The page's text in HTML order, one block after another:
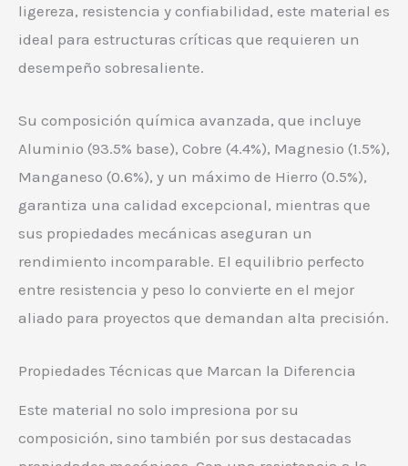
ligereza, resistencia y confiabilidad, este material es
ideal para estructuras críticas que requieren un
desempeño sobresaliente.
Su composición química avanzada, que incluye
Aluminio (93.5% base), Cobre (4.4%), Magnesio (1.5%),
Manganeso (0.6%), y un máximo de Hierro (0.5%),
garantiza una calidad excepcional, mientras que
sus propiedades mecánicas aseguran un
rendimiento incomparable. El equilibrio perfecto
entre resistencia y peso lo convierte en el mejor
aliado para proyectos que demandan alta precisión.
Propiedades Técnicas que Marcan la Diferencia
Este material no solo impresiona por su
composición, sino también por sus destacadas